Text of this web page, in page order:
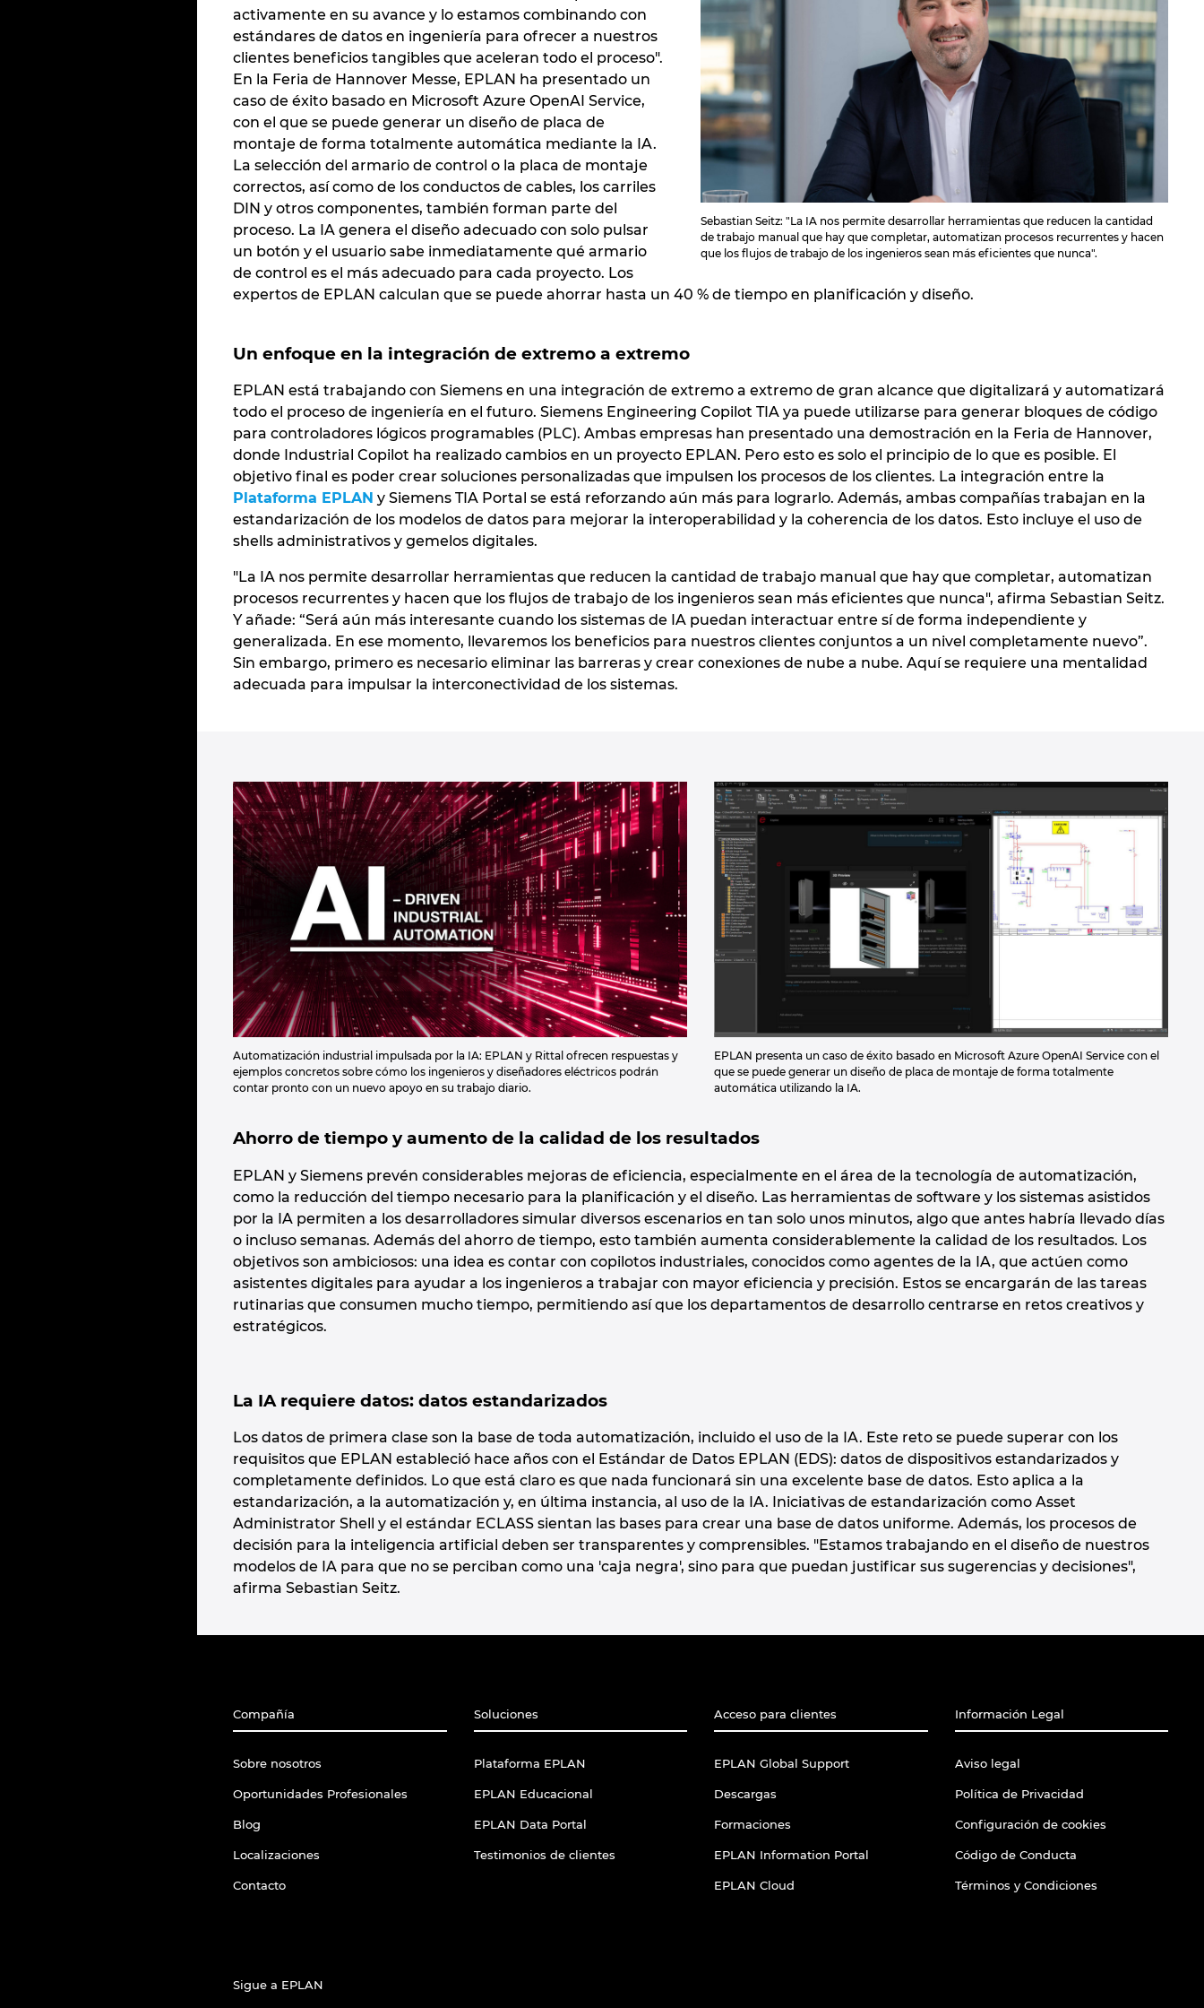
Sebastian Seitz: "La IA nos permite desarrollar herramientas que reducen la cantidad
de trabajo manual que hay que completar, automatizan procesos recurrentes y hacen
que los flujos de trabajo de los ingenieros sean más eficientes que nunca".
activamente en su avance y lo estamos combinando con
estándares de datos en ingeniería para ofrecer a nuestros
clientes beneficios tangibles que aceleran todo el proceso".
En la Feria de Hannover Messe, EPLAN ha presentado un
caso de éxito basado en Microsoft Azure OpenAI Service,
con el que se puede generar un diseño de placa de
montaje de forma totalmente automática mediante la IA.
La selección del armario de control o la placa de montaje
correctos, así como de los conductos de cables, los carriles
DIN y otros componentes, también forman parte del
proceso. La IA genera el diseño adecuado con solo pulsar
un botón y el usuario sabe inmediatamente qué armario
de control es el más adecuado para cada proyecto. Los
expertos de EPLAN calculan que se puede ahorrar hasta un 40 % de tiempo en planificación y diseño.
Un enfoque en la integración de extremo a extremo
EPLAN está trabajando con Siemens en una integración de extremo a extremo de gran alcance que digitalizará y automatizará
todo el proceso de ingeniería en el futuro. Siemens Engineering Copilot TIA ya puede utilizarse para generar bloques de código
para controladores lógicos programables (PLC). Ambas empresas han presentado una demostración en la Feria de Hannover,
donde Industrial Copilot ha realizado cambios en un proyecto EPLAN. Pero esto es solo el principio de lo que es posible. El
objetivo final es poder crear soluciones personalizadas que impulsen los procesos de los clientes. La integración entre la
Plataforma EPLAN y Siemens TIA Portal se está reforzando aún más para lograrlo. Además, ambas compañías trabajan en la
estandarización de los modelos de datos para mejorar la interoperabilidad y la coherencia de los datos. Esto incluye el uso de
shells administrativos y gemelos digitales.
"La IA nos permite desarrollar herramientas que reducen la cantidad de trabajo manual que hay que completar, automatizan
procesos recurrentes y hacen que los flujos de trabajo de los ingenieros sean más eficientes que nunca", afirma Sebastian Seitz.
Y añade: “Será aún más interesante cuando los sistemas de IA puedan interactuar entre sí de forma independiente y
generalizada. En ese momento, llevaremos los beneficios para nuestros clientes conjuntos a un nivel completamente nuevo”.
Sin embargo, primero es necesario eliminar las barreras y crear conexiones de nube a nube. Aquí se requiere una mentalidad
adecuada para impulsar la interconectividad de los sistemas.
Automatización industrial impulsada por la IA: EPLAN y Rittal ofrecen respuestas y
ejemplos concretos sobre cómo los ingenieros y diseñadores eléctricos podrán
contar pronto con un nuevo apoyo en su trabajo diario.
EPLAN presenta un caso de éxito basado en Microsoft Azure OpenAI Service con el
que se puede generar un diseño de placa de montaje de forma totalmente
automática utilizando la IA.
Ahorro de tiempo y aumento de la calidad de los resultados
EPLAN y Siemens prevén considerables mejoras de eficiencia, especialmente en el área de la tecnología de automatización,
como la reducción del tiempo necesario para la planificación y el diseño. Las herramientas de software y los sistemas asistidos
por la IA permiten a los desarrolladores simular diversos escenarios en tan solo unos minutos, algo que antes habría llevado días
o incluso semanas. Además del ahorro de tiempo, esto también aumenta considerablemente la calidad de los resultados. Los
objetivos son ambiciosos: una idea es contar con copilotos industriales, conocidos como agentes de la IA, que actúen como
asistentes digitales para ayudar a los ingenieros a trabajar con mayor eficiencia y precisión. Estos se encargarán de las tareas
rutinarias que consumen mucho tiempo, permitiendo así que los departamentos de desarrollo centrarse en retos creativos y
estratégicos.
La IA requiere datos: datos estandarizados
Los datos de primera clase son la base de toda automatización, incluido el uso de la IA. Este reto se puede superar con los
requisitos que EPLAN estableció hace años con el Estándar de Datos EPLAN (EDS): datos de dispositivos estandarizados y
completamente definidos. Lo que está claro es que nada funcionará sin una excelente base de datos. Esto aplica a la
estandarización, a la automatización y, en última instancia, al uso de la IA. Iniciativas de estandarización como Asset
Administrator Shell y el estándar ECLASS sientan las bases para crear una base de datos uniforme. Además, los procesos de
decisión para la inteligencia artificial deben ser transparentes y comprensibles. "Estamos trabajando en el diseño de nuestros
modelos de IA para que no se perciban como una 'caja negra', sino para que puedan justificar sus sugerencias y decisiones",
afirma Sebastian Seitz.
Compañía
Sobre nosotros
Oportunidades Profesionales
Blog
Localizaciones
Contacto
Soluciones
Plataforma EPLAN
EPLAN Educacional
EPLAN Data Portal
Testimonios de clientes
Acceso para clientes
EPLAN Global Support
Descargas
Formaciones
EPLAN Information Portal
EPLAN Cloud
Información Legal
Aviso legal
Política de Privacidad
Configuración de cookies
Código de Conducta
Términos y Condiciones
Sigue a EPLAN